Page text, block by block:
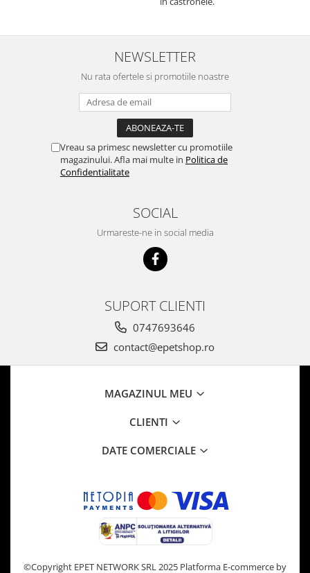
nu o mananca cu placere. Eu
sunt multumit si voi continua cuNEWSLETTER
Nu rata ofertele si promotiile noastre
Vreau sa primesc newsletter cu promotiile
magazinului. Afla mai multe in Politica de
Confidentialitate
SOCIAL
Urmareste-ne in social media
SUPORT CLIENTI
0747693646
contact@epetshop.ro
MAGAZINUL MEU
CLIENTI
DATE COMERCIALE
©Copyright EPET NETWORK SRL 2025 Platforma E-commerce by